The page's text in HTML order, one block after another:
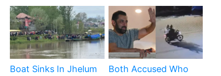
Boat Sinks In Jhelum
Both Accused Who